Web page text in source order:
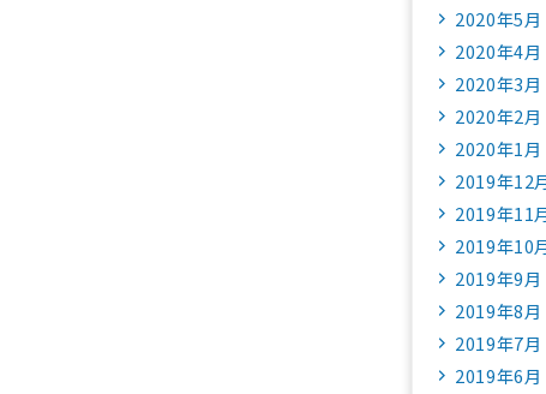
2020年5月
2020年4月
2020年3月
2020年2月
2020年1月
2019年12
2019年11
2019年10
2019年9月
2019年8月
2019年7月
2019年6月